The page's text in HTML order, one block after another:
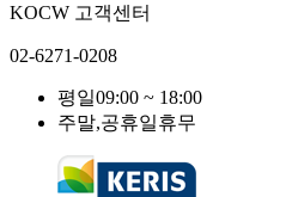
KOCW 고객센터
02-6271-0208
평일09:00 ~ 18:00
주말,공휴일휴무